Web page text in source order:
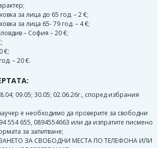
за лица до 65 год. – 2 €;
за лица 65- 79 год. – 4 €;
– София – 20 €;
€;
– 20 €.
09.05; 30.05; 02.06.26г., според избрания
е необходимо да проверите за свободни
554 655, 0894554663 или да изпратите писмено
за запитване;
ЗА СВОБОДНИ МЕСТА ПО ТЕЛЕФОНА ИЛИ